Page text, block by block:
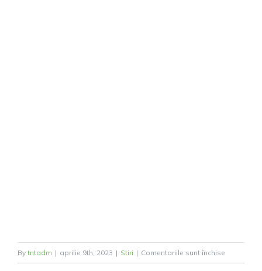
By tntadm | aprilie 9th, 2023 | Stiri | Comentariile sunt închise
Duminica